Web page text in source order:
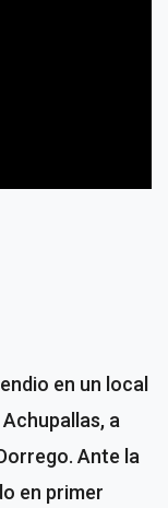
en un local
a
Ante la
en primer